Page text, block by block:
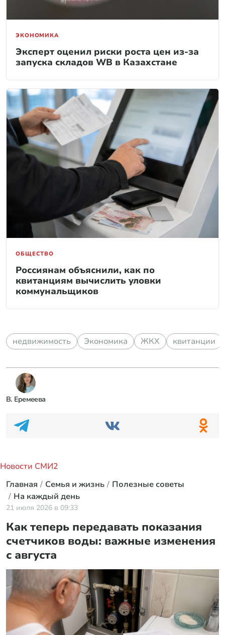
ЭКОНОМИКА
Эксперт оценил риски роста цен из-за
запуска складов WB в Казахстане
ОБЩЕСТВО
Россиянам объяснили, как по
квитанциям вычислить уловки
коммунальщиков
недвижимость Экономика ЖКХ квитанции
В. Еремеева
Новости СМИ2
Главная
Семья и жизнь
Полезные советы
На каждый день
21 июля 2026 в 09:33
Как теперь передавать показания
счетчиков воды: важные изменения
с августа